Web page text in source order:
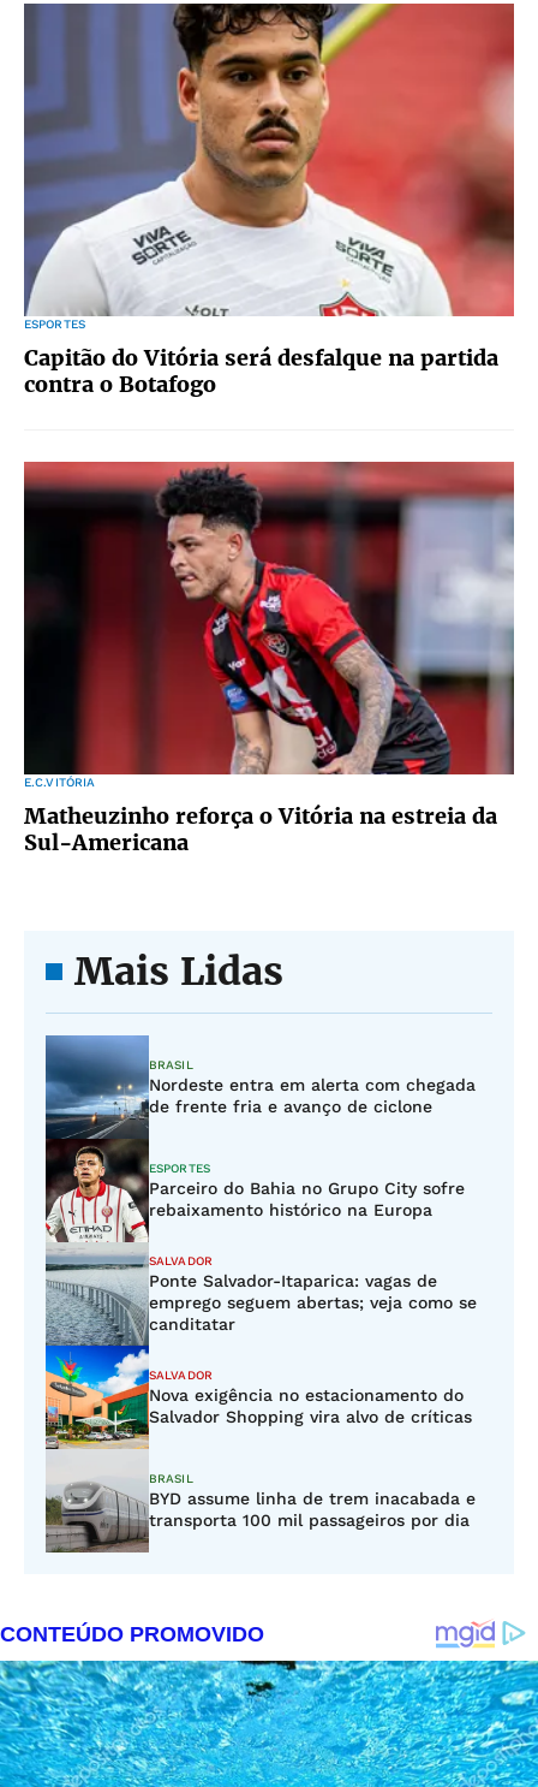
ESPORTES
Capitão do Vitória será desfalque na partida
contra o Botafogo
E.C.VITÓRIA
Matheuzinho reforça o Vitória na estreia da
Sul-Americana
Mais Lidas
BRASIL
Nordeste entra em alerta com chegada
de frente fria e avanço de ciclone
ESPORTES
Parceiro do Bahia no Grupo City sofre
rebaixamento histórico na Europa
SALVADOR
Ponte Salvador-Itaparica: vagas de
emprego seguem abertas; veja como se
canditatar
SALVADOR
Nova exigência no estacionamento do
Salvador Shopping vira alvo de críticas
BRASIL
BYD assume linha de trem inacabada e
transporta 100 mil passageiros por dia